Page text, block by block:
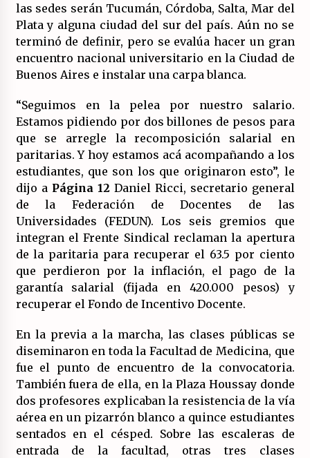
las sedes serán Tucumán, Córdoba, Salta, Mar del
Plata y alguna ciudad del sur del país. Aún no se
terminó de definir, pero se evalúa hacer un gran
encuentro nacional universitario en la Ciudad de
Buenos Aires e instalar una carpa blanca.
“Seguimos en la pelea por nuestro salario.
Estamos pidiendo por dos billones de pesos para
que se arregle la recomposición salarial en
paritarias. Y hoy estamos acá acompañando a los
estudiantes, que son los que originaron esto”, le
dijo a Página 12 Daniel Ricci, secretario general
de la Federación de Docentes de las
Universidades (FEDUN). Los seis gremios que
integran el Frente Sindical reclaman la apertura
de la paritaria para recuperar el 63.5 por ciento
que perdieron por la inflación, el pago de la
garantía salarial (fijada en 420.000 pesos) y
recuperar el Fondo de Incentivo Docente.
En la previa a la marcha, las clases públicas se
diseminaron en toda la Facultad de Medicina, que
fue el punto de encuentro de la convocatoria.
También fuera de ella, en la Plaza Houssay donde
dos profesores explicaban la resistencia de la vía
aérea en un pizarrón blanco a quince estudiantes
sentados en el césped. Sobre las escaleras de
entrada de la facultad, otras tres clases